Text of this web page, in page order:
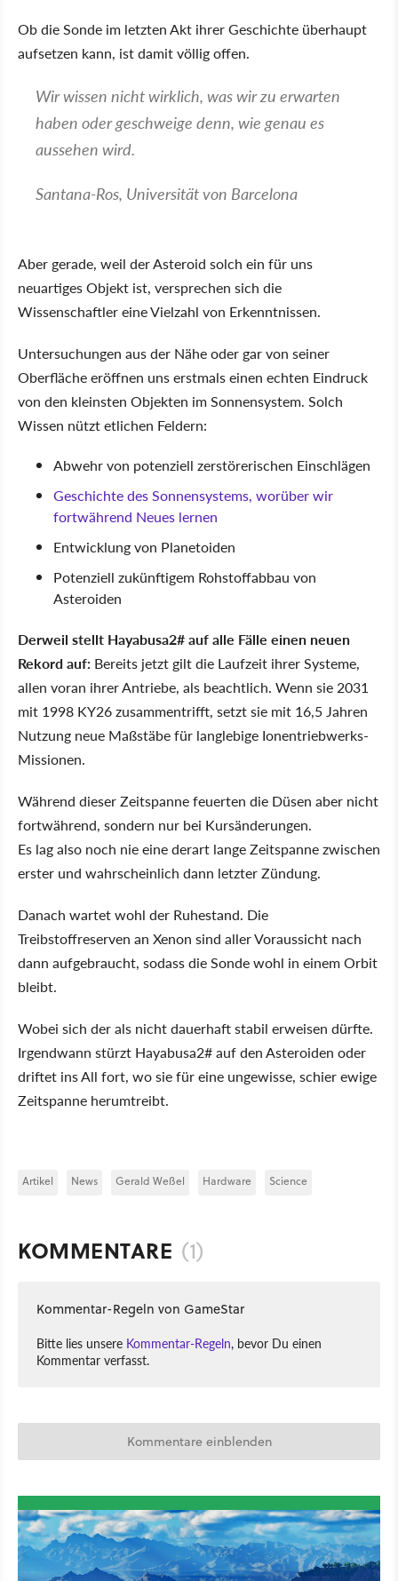
Ob die Sonde im letzten Akt ihrer Geschichte überhaupt
aufsetzen kann, ist damit völlig offen.
Wir wissen nicht wirklich, was wir zu erwarten
haben oder geschweige denn, wie genau es
aussehen wird.
Santana-Ros, Universität von Barcelona
Aber gerade, weil der Asteroid solch ein für uns
neuartiges Objekt ist, versprechen sich die
Wissenschaftler eine Vielzahl von Erkenntnissen.
Untersuchungen aus der Nähe oder gar von seiner
Oberfläche eröffnen uns erstmals einen echten Eindruck
von den kleinsten Objekten im Sonnensystem. Solch
Wissen nützt etlichen Feldern:
Abwehr von potenziell zerstörerischen Einschlägen
Geschichte des Sonnensystems, worüber wir
fortwährend Neues lernen
Entwicklung von Planetoiden
Potenziell zukünftigem Rohstoffabbau von
Asteroiden
Derweil stellt Hayabusa2# auf alle Fälle einen neuen
Rekord auf: Bereits jetzt gilt die Laufzeit ihrer Systeme,
allen voran ihrer Antriebe, als beachtlich. Wenn sie 2031
mit 1998 KY26 zusammentrifft, setzt sie mit 16,5 Jahren
Nutzung neue Maßstäbe für langlebige Ionentriebwerks-
Missionen.
Während dieser Zeitspanne feuerten die Düsen aber nicht
fortwährend, sondern nur bei Kursänderungen.
Es lag also noch nie eine derart lange Zeitspanne zwischen
erster und wahrscheinlich dann letzter Zündung.
Danach wartet wohl der Ruhestand. Die
Treibstoffreserven an Xenon sind aller Voraussicht nach
dann aufgebraucht, sodass die Sonde wohl in einem Orbit
bleibt.
Wobei sich der als nicht dauerhaft stabil erweisen dürfte.
Irgendwann stürzt Hayabusa2# auf den Asteroiden oder
driftet ins All fort, wo sie für eine ungewisse, schier ewige
Zeitspanne herumtreibt.
Artikel News Gerald Weßel Hardware Science
KOMMENTARE (1)
Kommentar-Regeln von GameStar
Bitte lies unsere Kommentar-Regeln, bevor Du einen
Kommentar verfasst.
Kommentare einblenden